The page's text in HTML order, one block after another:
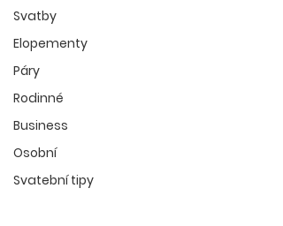
Svatby
Elopementy
Páry
Rodinné
Business
Osobní
Svatební tipy